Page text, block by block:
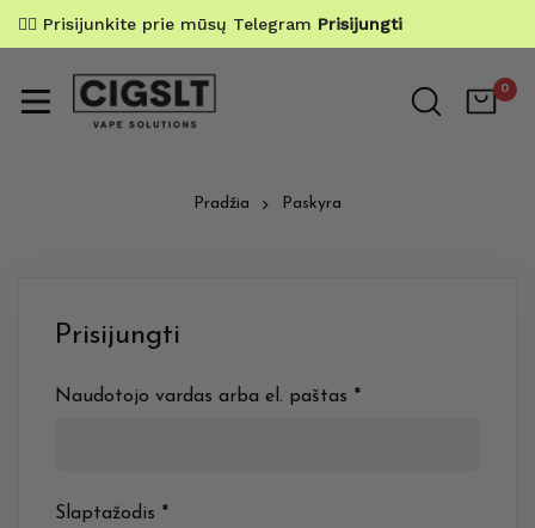
✌🏼 Prisijunkite prie mūsų Telegram Prisijungti
0
Pradžia Paskyra
Prisijungti
Naudotojo vardas arba el. paštas *
Slaptažodis *